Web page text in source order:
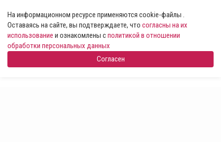
На информационном ресурсе применяются cookie-файлы .
Оставаясь на сайте, вы подтверждаете, что согласны на их
использование и ознакомлены сполитикой в отношении
обработки персональных данных
Согласен